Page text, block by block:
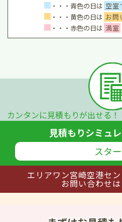
・・・青色の日は 空室
・・・黄色の日は お問
・・・赤色の日は 満室
カンタンに見積もりが出せる！
見積もりシミュ
スタ
エリアワン宮崎空港セ
お問い合わせ